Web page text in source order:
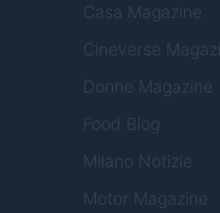
Casa Magazine
Cineverse
Donne Magazine
Food Blog
Milano Notizie
Motor Magazine